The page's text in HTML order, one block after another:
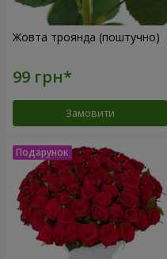
Жовта троянда (поштучно)
Замовити